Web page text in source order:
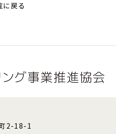
に戻る
2-18-1